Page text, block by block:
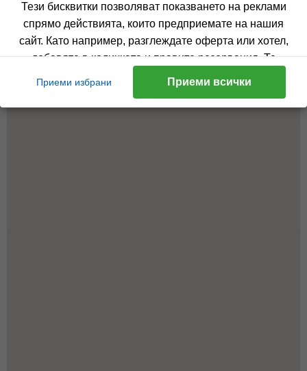
Тези бисквитки позволяват показването на реклами
спрямо действията, които предприемате на нашия
сайт. Като например, разглеждате оферта или хотел,
добавяте в количката и правите резервация. Те
спомагат за коректно таргетиране на нашата реклама.
Научете повече
Приеми избрани Приеми всички